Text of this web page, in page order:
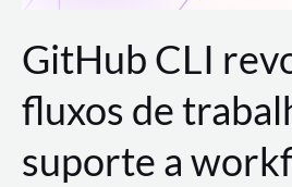
GitHub CLI
fluxos de
suporte a